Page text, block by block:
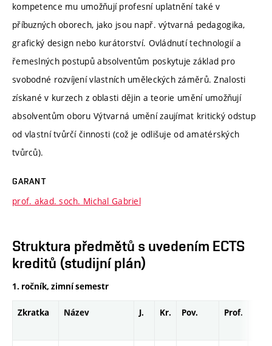
kompetence mu umožňují profesní uplatnění také v
příbuzných oborech, jako jsou např. výtvarná pedagogika,
grafický design nebo kurátorství. Ovládnutí technologií a
řemeslných postupů absolventům poskytuje základ pro
svobodné rozvíjení vlastních uměleckých záměrů. Znalosti
získané v kurzech z oblasti dějin a teorie umění umožňují
absolventům oboru Výtvarná umění zaujímat kritický odstup
od vlastní tvůrčí činnosti (což je odlišuje od amatérských
tvůrců).
GARANT
prof. akad. soch. Michal Gabriel
Struktura předmětů s uvedením ECTS
kreditů (studijní plán)
1. ročník, zimní semestr
Zkratka Název J. Kr. Pov. Prof.